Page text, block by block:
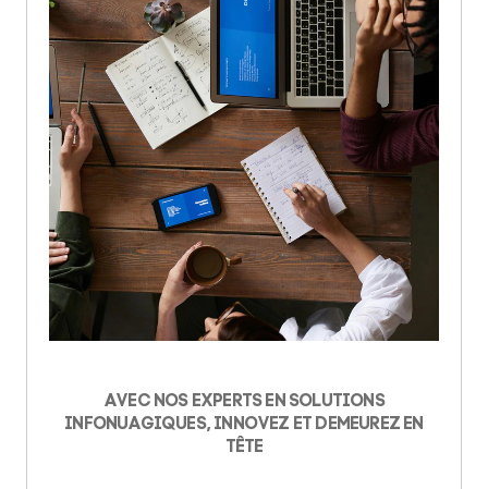
AVEC NOS EXPERTS EN SOLUTIONS
INFONUAGIQUES, INNOVEZ ET DEMEUREZ EN
TÊTE